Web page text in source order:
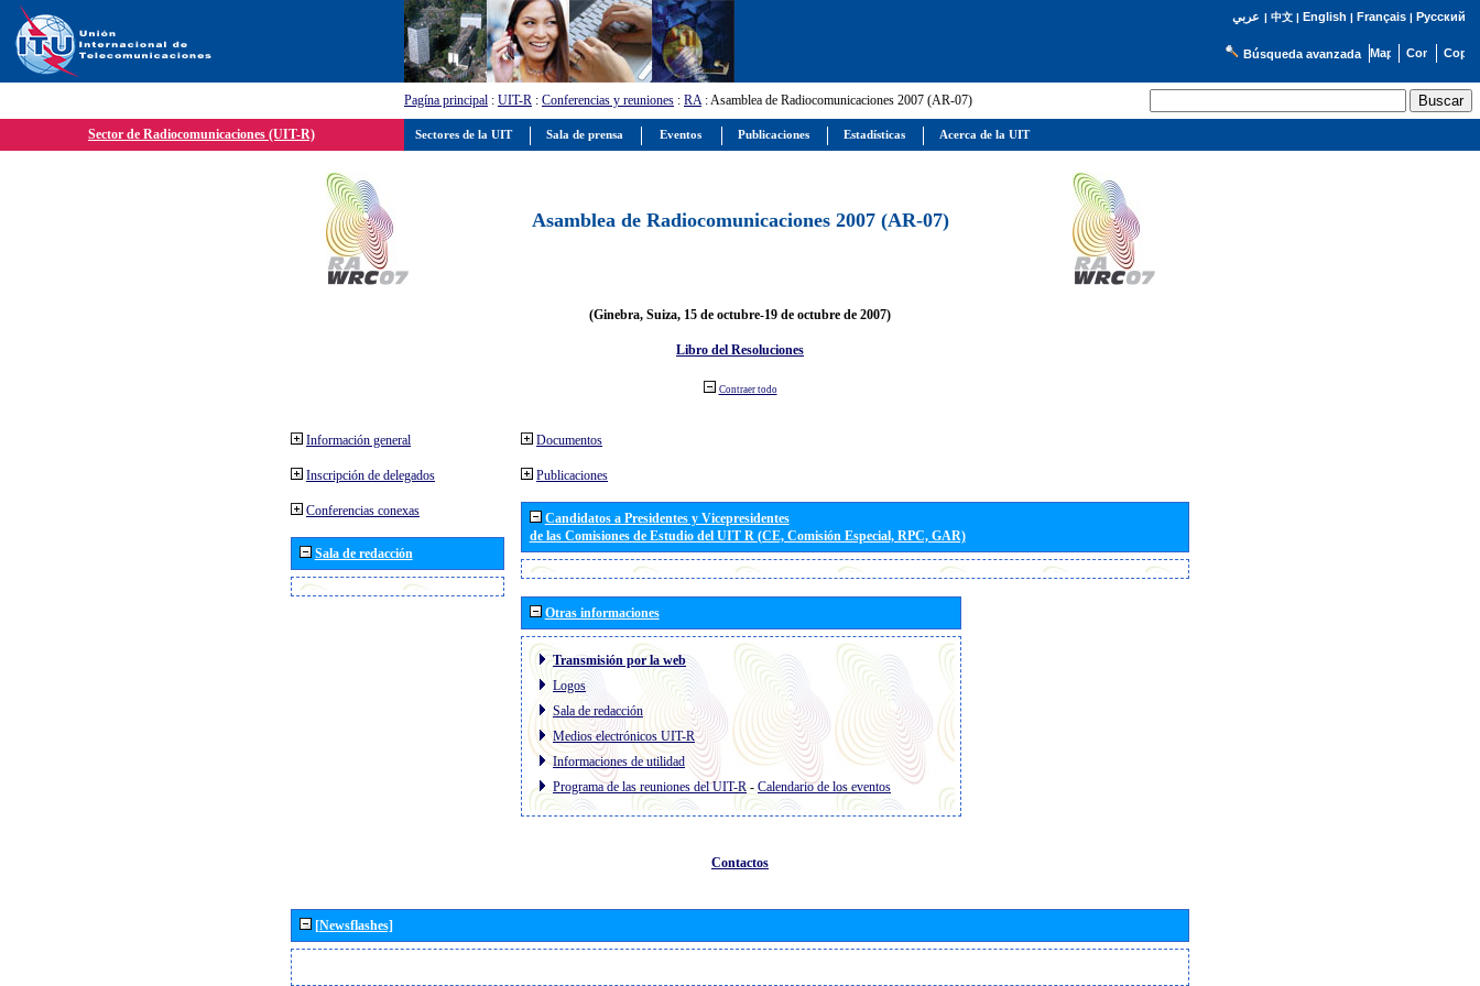
عربي | 中文| English | Français| Русский
Búsqueda avanzada
Pagína principal : UIT-R : Conferencias y reuniones : RA: Asamblea de Radiocomunicaciones 2007 (AR-07)
Sector de Radiocomunicaciones (UIT-R)
Asamblea de Radiocomunicaciones 2007 (AR-07)
(Ginebra, Suiza, 15 de octubre-19 de octubre de 2007)
Libro del Resoluciones
Contraer todo
Información general
Inscripción de delegados
Conferencias conexas
Sala de redacción
Documentos
Publicaciones
Candidatos a Presidentes y Vicepresidentes
de las Comisiones de Estudio del UIT R (CE, Comisión Especial, RPC, GAR)
Otras informaciones
Transmisión por la web
Logos
Sala de redacción
Medios electrónicos UIT-R
Informaciones de utilidad
Programa de las reuniones del UIT-R- Calendario de los eventos
Contactos
[Newsflashes]
Sectores de la UIT Sala de prensa Eventos Publicaciones Estadísticas Acerca de la UIT